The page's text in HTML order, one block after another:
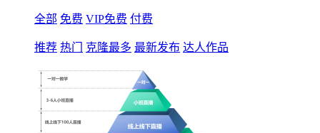
全部 免费 VIP免费 付费
推荐 热门 克隆最多 最新发布 达人作品